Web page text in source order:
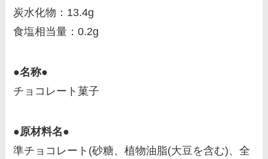
炭水化物：13.4g
食塩相当量：0.2g
●名称●
チョコレート菓子
●原材料名●
準チョコレート(砂糖、植物油脂(大豆を含む)、全